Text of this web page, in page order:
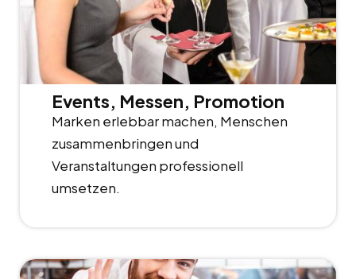
Events, Messen, Promotion
Marken erlebbar machen, Menschen
zusammenbringen und
Veranstaltungen professionell
umsetzen.